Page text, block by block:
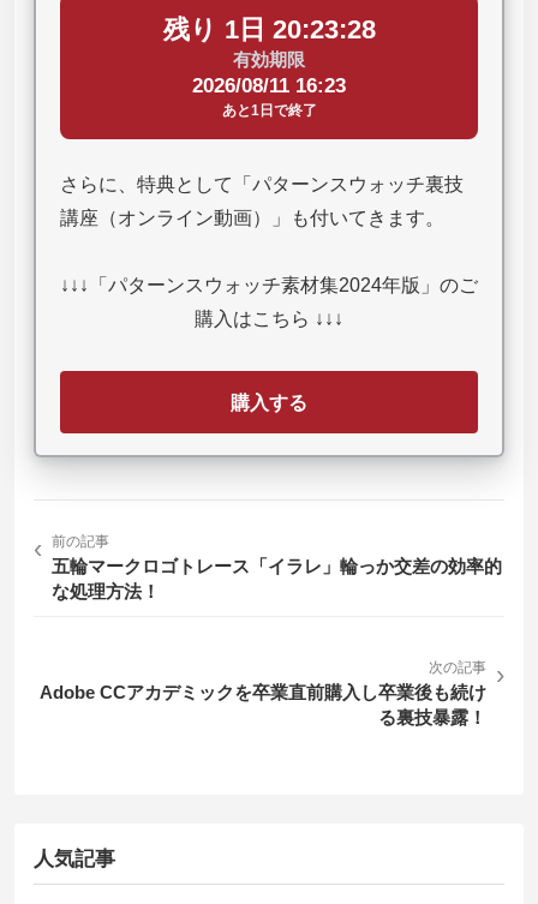
残り 1日 20:23:27
有効期限
2026/08/11 16:23
あと1日で終了
さらに、特典として「パターンスウォッチ裏技
講座（オンライン動画）」も付いてきます。
↓↓↓「パターンスウォッチ素材集2024年版」のご
購入はこちら ↓↓↓
購入する
‹ 前の記事
五輪マークロゴトレース「イラレ」輪っか交差の効率的
な処理方法！
次の記事
Adobe CCアカデミックを卒業直前購入し卒業後も続け
る裏技暴露！
›
人気記事